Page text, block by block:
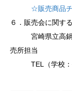
☆販売商品
６．販売会に関す
宮崎県立高鍋
売所担当
TEL（学校：代